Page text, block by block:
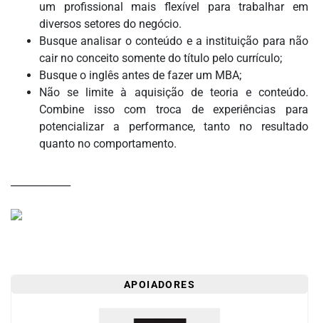
CENTRAL
DO
MIGALHEIRO
CADASTRE-
SE
FALE
CONOSCO
FOMENTADORES
um profissional mais flexível para trabalhar em
diversos setores do negócio.
Busque analisar o conteúdo e a instituição para não
cair no conceito somente do título pelo currículo;
Busque o inglês antes de fazer um MBA;
Não se limite à aquisição de teoria e conteúdo.
Combine isso com troca de experiências para
potencializar a performance, tanto no resultado
quanto no comportamento.
APOIADORES